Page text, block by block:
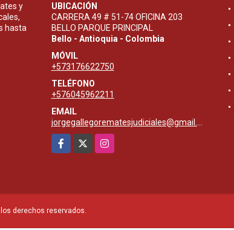
y
hasta
UBICACIÓN
CARRERA 49 # 51-74 OFICINA 203
BELLO PARQUE PRINCIPAL
Bello - Antioquia - Colombia
MÓVIL
+573176622750
TELÉFONO
+576045962211
EMAIL
jorgegallegorematesjudiciales@gmail.com
Facebook
Instagram
derechos reservados.